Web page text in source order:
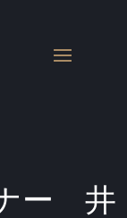
ナー 井